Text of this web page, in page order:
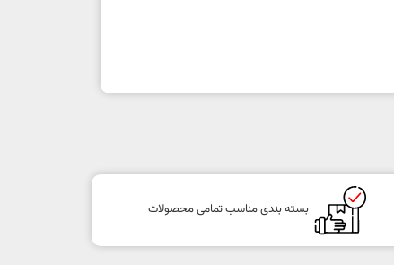
بسته بندی مناسب تمامی محصولات